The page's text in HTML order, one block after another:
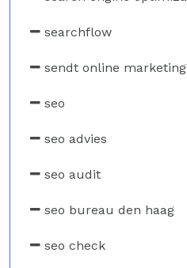
searchflow
sendt online marketing
seo
seo advies
seo audit
seo bureau den haag
seo check